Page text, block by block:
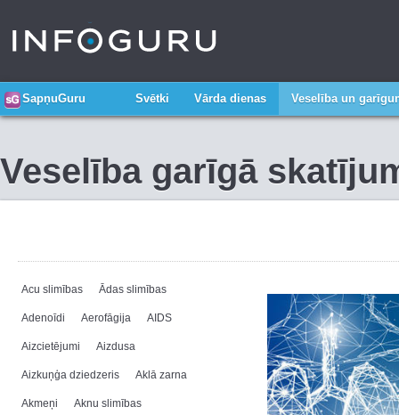
SapņuGuru Svētki Vārda dienas Veselība un
Veselība garīgā
Acu slimības Ādas slimības
Adenoīdi Aerofāgija AIDS
Aizcietējumi Aizdusa
Aizkuņģa dziedzeris Aklā zarna
Akmeņi Aknu slimības